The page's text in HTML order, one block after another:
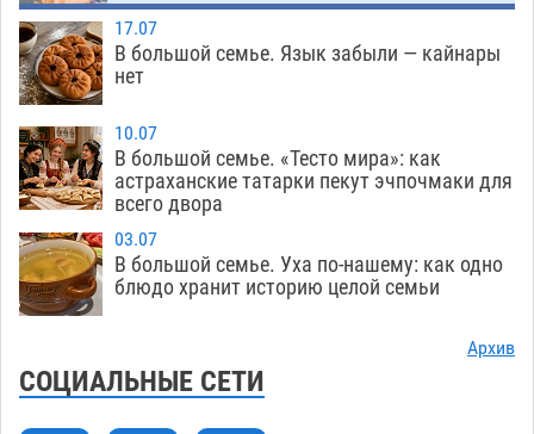
12:51
Младенец погиб в крупном пожаре в
Астрахани
05.08
12:23
У астраханца в морозильной камере
05.08
11:54
Астраханец проведет за решеткой 2 года и
выплатит миллионный ущерб за смертельную
небрежность за рулем
05.08 408
11:22
В Астрахани возле Нового моста спасли
10:48
Астраханцам ответили на важный вопрос о
17.07
В большой семье. Язык забыли — кайнары
нет
10.07
В большой семье. «Тесто мира»: как
астраханские татарки пекут эчпочмаки для
всего двора
03.07
В большой семье. Уха по-нашему: как одно
блюдо хранит историю целой семьи
Архив
СОЦИАЛЬНЫЕ СЕТИ